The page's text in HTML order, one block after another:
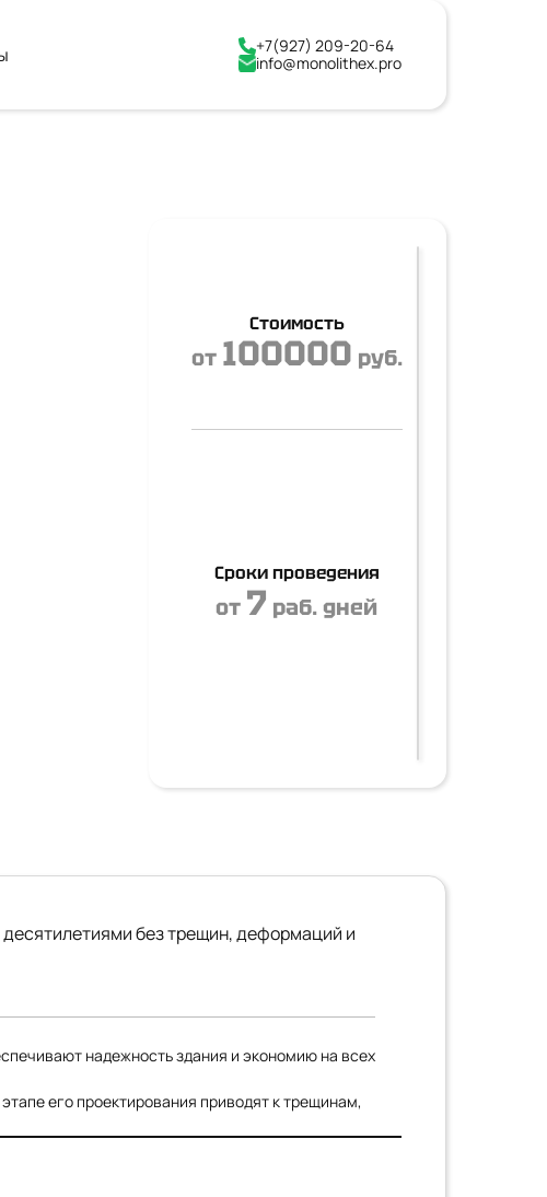
+7(927) 209-20-64
info@monolithex.pro
Стоимость
от 100000 руб.
Сроки проведения
от 7 раб. дней
без трещин, деформаций и
надежность здания и экономию на всех
его проектирования приводят к трещинам,